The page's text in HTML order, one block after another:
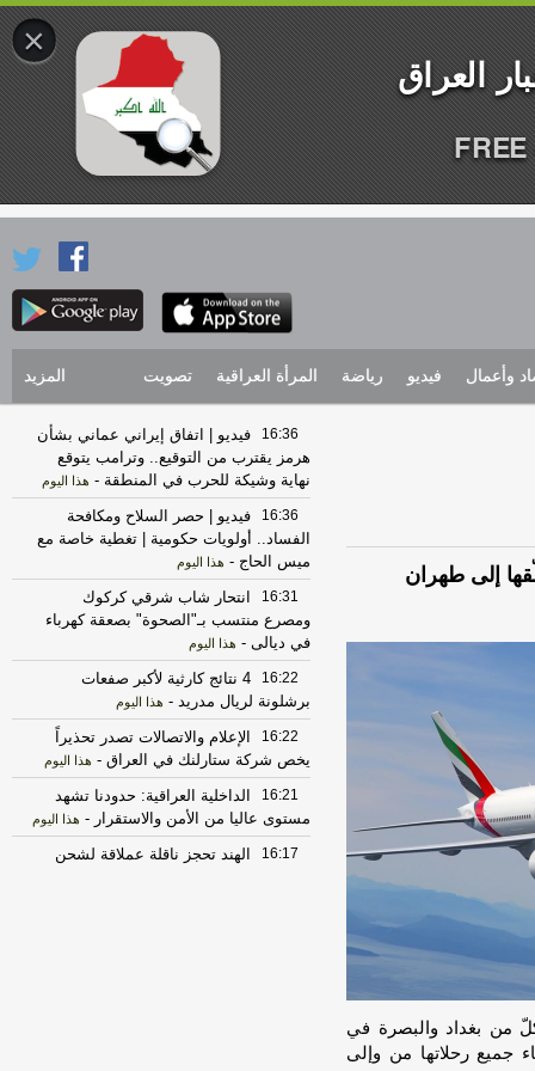
وأعمال فيديو رياضة المرأة العراقية تصويت المزيد
إلى طهران
من بغداد والبصرة في
جميع رحلاتها من وإلى
16:36
فيديو | اتفاق إيراني عماني بشأن
هرمز يقترب من التوقيع.. وترامب يتوقع
نهاية وشيكة للحرب في المنطقة - هذا اليوم
16:36
فيديو | حصر السلاح ومكافحة
الفساد.. أولويات حكومية | تغطية خاصة مع
ميس الحاج - هذا اليوم
16:31
انتحار شاب شرقي كركوك
ومصرع منتسب بـ"الصحوة" بصعقة كهرباء
في ديالى - هذا اليوم
16:22
4 نتائج كارثية لأكبر صفعات
برشلونة لريال مدريد - هذا اليوم
16:22
الإعلام والاتصالات تصدر تحذيراً
يخص شركة ستارلنك في العراق - هذا اليوم
16:21
الداخلية العراقية: حدودنا تشهد
مستوى عاليا من الأمن والاستقرار - هذا اليوم
16:17
الهند تحجز ناقلة عملاقة لشحن
×